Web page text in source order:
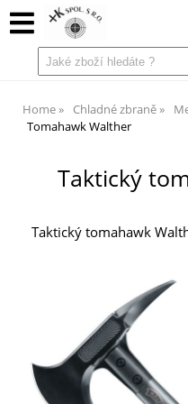
Home Chladné zbraně
Tomahawk Walther
Taktický
Taktický tomahawk